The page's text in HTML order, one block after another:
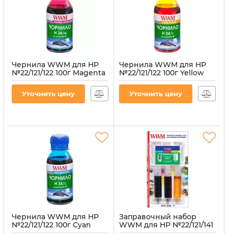
Чернила WWM для HP
№22/121/122 100г Magenta
водорастворимые
H34/M-2
Уточнить цену
Чернила WWM для HP
№22/121/122 100г Yellow
водорастворимые
Уточнить цену
Чернила WWM для HP
№22/121/122 100г Cyan
Заправочный набор
WWM для HP №22/121/141